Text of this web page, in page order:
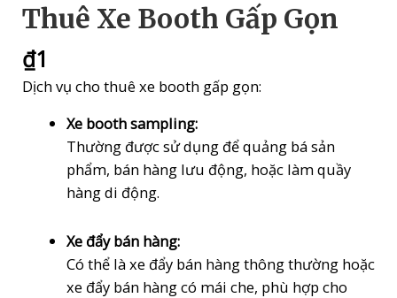
Thuê Xe Booth Gấp Gọn
₫1
Dịch vụ cho thuê xe booth gấp gọn:
Xe booth sampling:
Thường được sử dụng để quảng bá sản
phẩm, bán hàng lưu động, hoặc làm quầy
hàng di động.
Xe đẩy bán hàng:
Có thể là xe đẩy bán hàng thông thường hoặc
xe đẩy bán hàng có mái che, phù hợp cho